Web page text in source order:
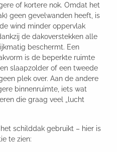
of kortere nok. Omdat het
geen gevelwanden heeft, is
wind minder oppervlak
de dakoverstekken alle
beschermt. Een
is de beperkte ruimte
slaapzolder of een tweede
plek over. Aan de andere
binnenruimte, iets wat
die graag veel „lucht
schilddak gebruikt – hier is
te zien: